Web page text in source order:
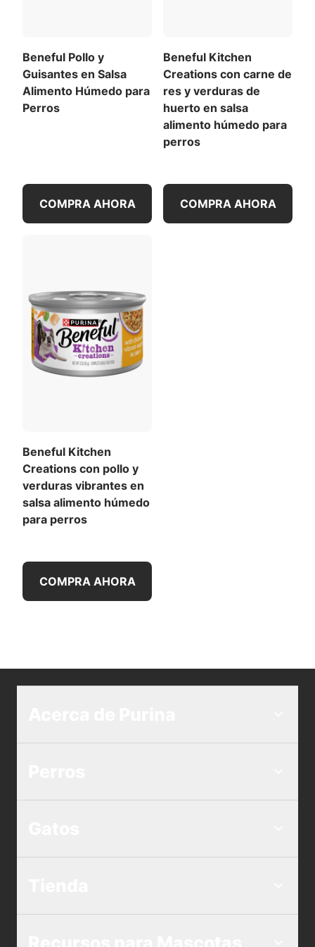
Beneful Pollo y
Guisantes en Salsa
Alimento Húmedo para
Perros
COMPRA AHORA
Beneful Kitchen
Creations con carne de
res y verduras de
huerto en salsa
alimento húmedo para
perros
COMPRA AHORA
Beneful Kitchen
Creations con pollo y
verduras vibrantes en
salsa alimento húmedo
para perros
COMPRA AHORA